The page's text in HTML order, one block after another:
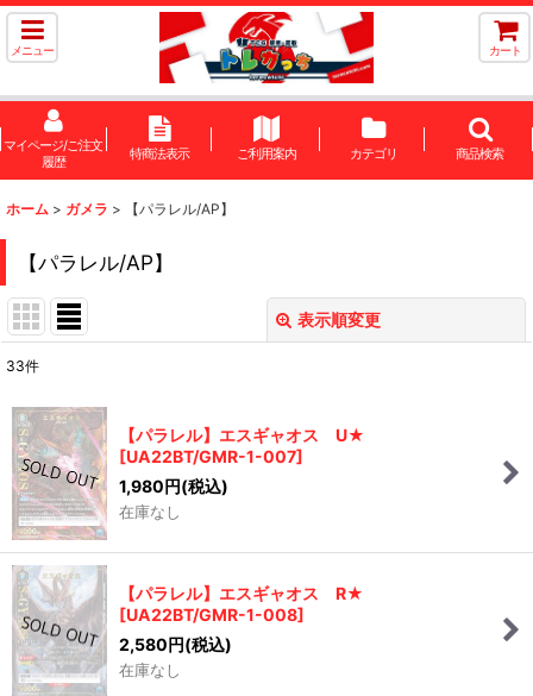
メニュー カート
マイページ/ご注文
履歴
特商法表示 ご利用案内 カテゴリ 商品検索
ホーム > ガメラ > 【パラレル/AP】
【パラレル/AP】
表示順変更
在庫あり
並び順:
絞り込む
33件
【パラレル】エスギャオス U★
[UA22BT/GMR-1-007]
1,980円(税込)
在庫なし
【パラレル】エスギャオス R★
[UA22BT/GMR-1-008]
2,580円(税込)
在庫なし